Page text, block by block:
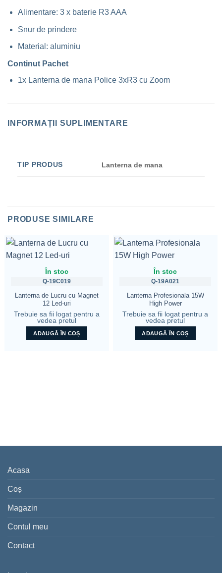
Alimentare: 3 x baterie R3 AAA
Snur de prindere
Material: aluminiu
Continut Pachet
1x Lanterna de mana Police 3xR3 cu Zoom
INFORMAȚII SUPLIMENTARE
TIP PRODUS Lanterna de mana
PRODUSE SIMILARE
În stoc
Q-19C019
Lanterna de Lucru cu Magnet
12 Led-uri
Trebuie sa fii logat pentru a
vedea pretul
ADAUGĂ ÎN COȘ
În stoc
Q-19A021
Lanterna Profesionala 15W
High Power
Trebuie sa fii logat pentru a
vedea pretul
ADAUGĂ ÎN COȘ
Acasa
Coș
Magazin
Contul meu
Contact